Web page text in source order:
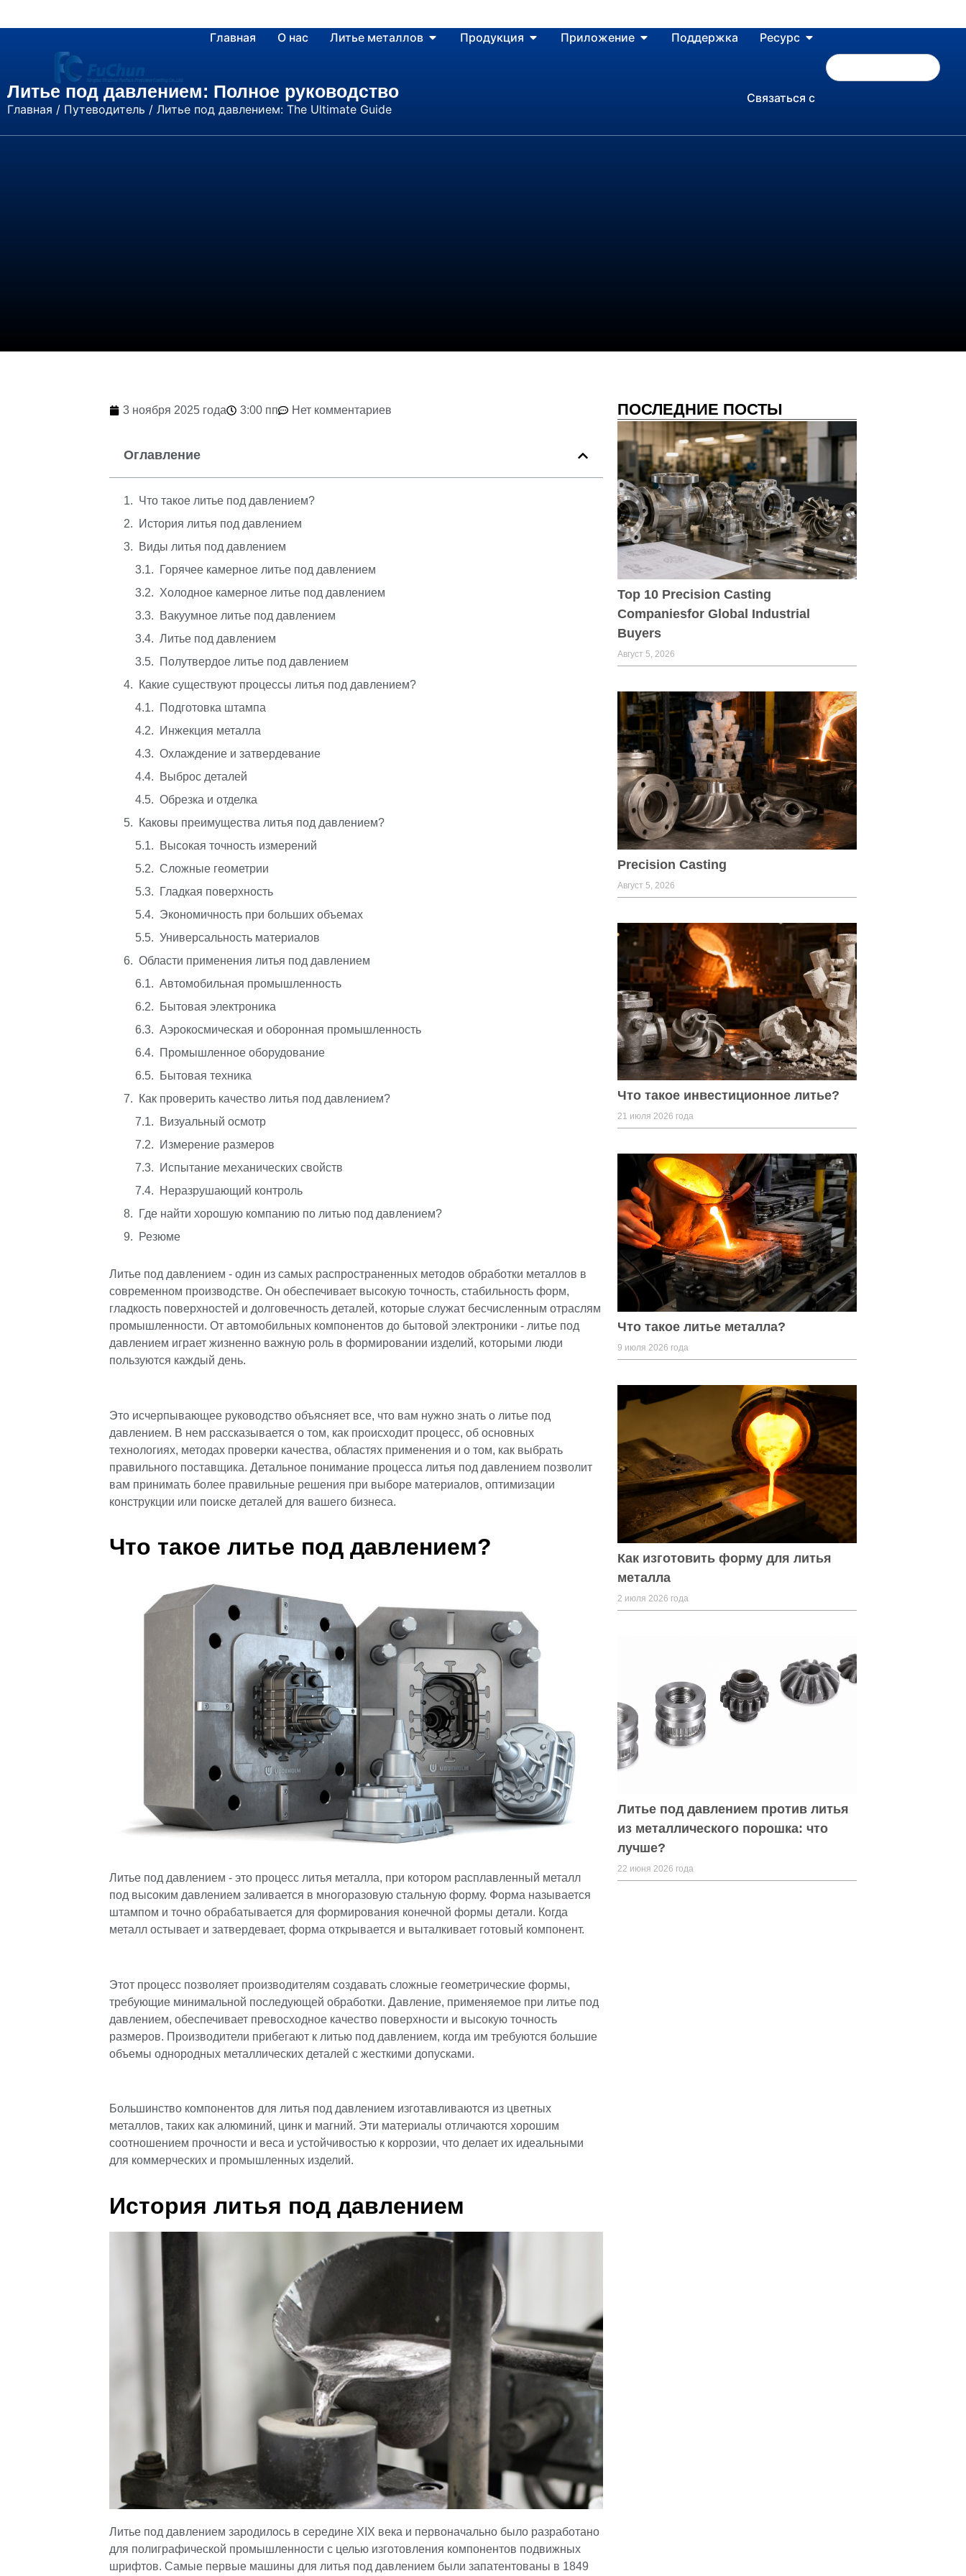
Главная О нас Литье металлов Продукция Приложение Поддержка Ресурс
Связаться с
Литье под давлением: Полное руководство
Главная / Путеводитель / Литье под давлением: The Ultimate Guide
3 ноября 2025 года 3:00 пп Нет комментариев
Оглавление
Что такое литье под давлением?
История литья под давлением
Виды литья под давлением
Горячее камерное литье под давлением
Холодное камерное литье под давлением
Вакуумное литье под давлением
Литье под давлением
Полутвердое литье под давлением
Какие существуют процессы литья под давлением?
Подготовка штампа
Инжекция металла
Охлаждение и затвердевание
Выброс деталей
Обрезка и отделка
Каковы преимущества литья под давлением?
Высокая точность измерений
Сложные геометрии
Гладкая поверхность
Экономичность при больших объемах
Универсальность материалов
Области применения литья под давлением
Автомобильная промышленность
Бытовая электроника
Аэрокосмическая и оборонная промышленность
Промышленное оборудование
Бытовая техника
Как проверить качество литья под давлением?
Визуальный осмотр
Измерение размеров
Испытание механических свойств
Неразрушающий контроль
Где найти хорошую компанию по литью под давлением?
Резюме
Литье под давлением - один из самых распространенных методов обработки металлов в
современном производстве. Он обеспечивает высокую точность, стабильность форм,
гладкость поверхностей и долговечность деталей, которые служат бесчисленным отраслям
промышленности. От автомобильных компонентов до бытовой электроники - литье под
давлением играет жизненно важную роль в формировании изделий, которыми люди
пользуются каждый день.
Это исчерпывающее руководство объясняет все, что вам нужно знать о литье под
давлением. В нем рассказывается о том, как происходит процесс, об основных
технологиях, методах проверки качества, областях применения и о том, как выбрать
правильного поставщика. Детальное понимание процесса литья под давлением позволит
вам принимать более правильные решения при выборе материалов, оптимизации
конструкции или поиске деталей для вашего бизнеса.
Что такое литье под давлением?
Литье под давлением - это процесс литья металла, при котором расплавленный металл
под высоким давлением заливается в многоразовую стальную форму. Форма называется
штампом и точно обрабатывается для формирования конечной формы детали. Когда
металл остывает и затвердевает, форма открывается и выталкивает готовый компонент.
Этот процесс позволяет производителям создавать сложные геометрические формы,
требующие минимальной последующей обработки. Давление, применяемое при литье под
давлением, обеспечивает превосходное качество поверхности и высокую точность
размеров. Производители прибегают к литью под давлением, когда им требуются большие
объемы однородных металлических деталей с жесткими допусками.
Большинство компонентов для литья под давлением изготавливаются из цветных
металлов, таких как алюминий, цинк и магний. Эти материалы отличаются хорошим
соотношением прочности и веса и устойчивостью к коррозии, что делает их идеальными
для коммерческих и промышленных изделий.
История литья под давлением
Литье под давлением зародилось в середине XIX века и первоначально было разработано
для полиграфической промышленности с целью изготовления компонентов подвижных
шрифтов. Самые первые машины для литья под давлением были запатентованы в 1849
ПОСЛЕДНИЕ ПОСТЫ
Top 10 Precision Casting
Companiesfor Global Industrial
Buyers
Август 5, 2026
Precision Casting
Август 5, 2026
Что такое инвестиционное литье?
21 июля 2026 года
Что такое литье металла?
9 июля 2026 года
Как изготовить форму для литья
металла
2 июля 2026 года
Литье под давлением против литья
из металлического порошка: что
лучше?
22 июня 2026 года